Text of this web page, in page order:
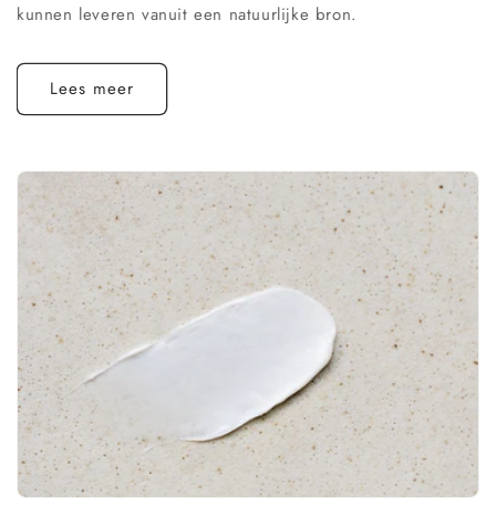
kunnen leveren vanuit een natuurlijke bron.
Lees meer